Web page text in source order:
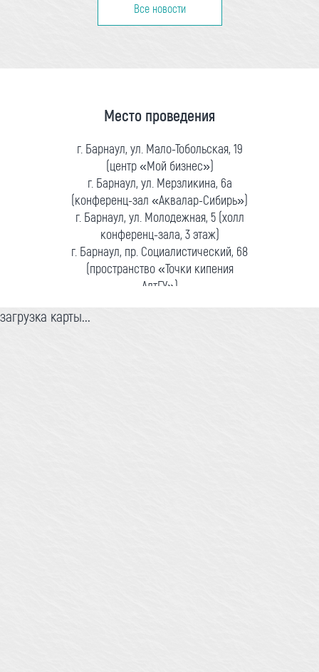
Все новости
Место проведения
г. Барнаул, ул. Мало-Тобольская, 19
(центр «Мой бизнес»)
г. Барнаул, ул. Мерзликина, 6а
(конференц-зал «Аквалар-Сибирь»)
г. Барнаул, ул. Молодежная, 5 (холл
конференц-зала, 3 этаж)
г. Барнаул, пр. Социалистический, 68
(пространство «Точки кипения
АлтГУ»)
загрузка карты...